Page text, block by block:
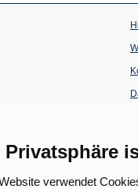
Privatsphäre
verwendet